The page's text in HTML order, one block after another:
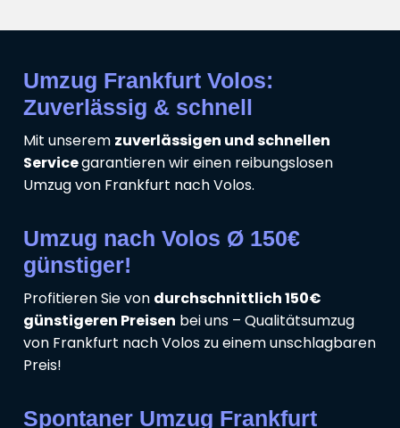
Umzug Frankfurt Volos:
Zuverlässig & schnell
Mit unserem zuverlässigen und schnellen
Servicegarantieren wir einen reibungslosen
Umzug von Frankfurt nach Volos.
Umzug nach Volos Ø 150€
günstiger!
Profitieren Sie von durchschnittlich 150€
günstigeren Preisen bei uns – Qualitätsumzug
von Frankfurt nach Volos zu einem unschlagbaren
Preis!
Spontaner Umzug Frankfurt